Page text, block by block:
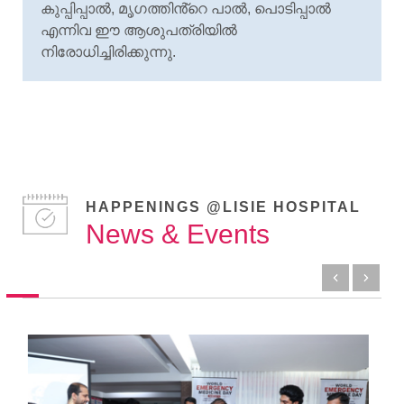
കുപ്പിപ്പാല്, മൃഗത്തിൻ്റെ പാല്, പൊടിപ്പാല്
എന്നിവ ഈ ആശുപത്രിയില്
നിരോധിച്ചിരിക്കുന്നു.
HAPPENINGS @LISIE HOSPITAL
News & Events